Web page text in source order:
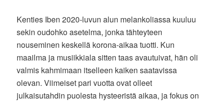
Kenties Iben 2020-luvun alun melankoliassa kuuluu
sekin oudohko asetelma, jonka tähteyteen
nouseminen keskellä korona-aikaa tuotti. Kun
maailma ja musiikkiala sitten taas avautuivat, hän oli
valmis kahmimaan itselleen kaiken saatavissa
olevan. Viimeiset pari vuotta ovat olleet
julkaisutahdin puolesta hysteeristä aikaa, ja fokus on